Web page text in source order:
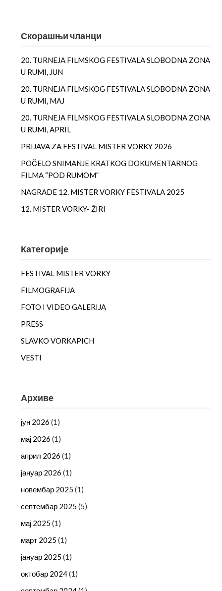
Скорашњи чланци
20. TURNEJA FILMSKOG FESTIVALA SLOBODNA ZONA
U RUMI, JUN
20. TURNEJA FILMSKOG FESTIVALA SLOBODNA ZONA
U RUMI, MAJ
20. TURNEJA FILMSKOG FESTIVALA SLOBODNA ZONA
U RUMI, APRIL
PRIJAVA ZA FESTIVAL MISTER VORKY 2026
POČELO SNIMANJE KRATKOG DOKUMENTARNOG
FILMA “POD RUMOM”
NAGRADE 12. MISTER VORKY FESTIVALA 2025
12. MISTER VORKY- ŽIRI
Категорије
FESTIVAL MISTER VORKY
FILMOGRAFIJA
FOTO I VIDEO GALERIJA
PRESS
SLAVKO VORKAPICH
VESTI
Архиве
јун 2026 (1)
мај 2026 (1)
април 2026 (1)
јануар 2026 (1)
новембар 2025 (1)
септембар 2025 (5)
мај 2025 (1)
март 2025 (1)
јануар 2025 (1)
октобар 2024(1)